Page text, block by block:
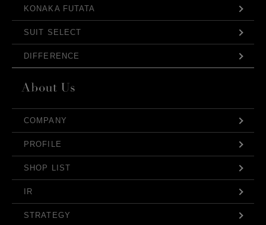
KONAKA FUTATA
SUIT SELECT
DIFFERENCE
COMPANY
PROFILE
SHOP LIST
IR
STRATEGY